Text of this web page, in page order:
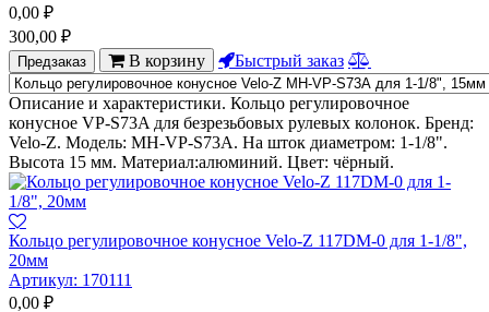
0,00 ₽
300,00 ₽
Предзаказ В корзину Быстрый заказ
Описание и характеристики. Кольцо регулировочное
конусное VP-S73A для безрезьбовых рулевых колонок. Бренд:
Velo-Z. Модель: MH-VP-S73A. На шток диаметром: 1-1/8".
Высота 15 мм. Материал:алюминий. Цвет: чёрный.
Кольцо регулировочное конусное Velo-Z 117DM-0 для 1-1/8",
20мм
Артикул: 170111
0,00 ₽